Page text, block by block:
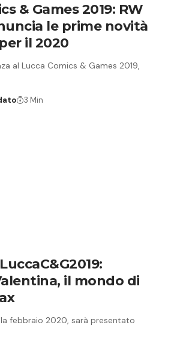
& Games 2019: RW
le prime novità
il 2020
al Lucca Comics & Games 2019,
3 Min
il mondo di
febbraio 2020, sarà presentato